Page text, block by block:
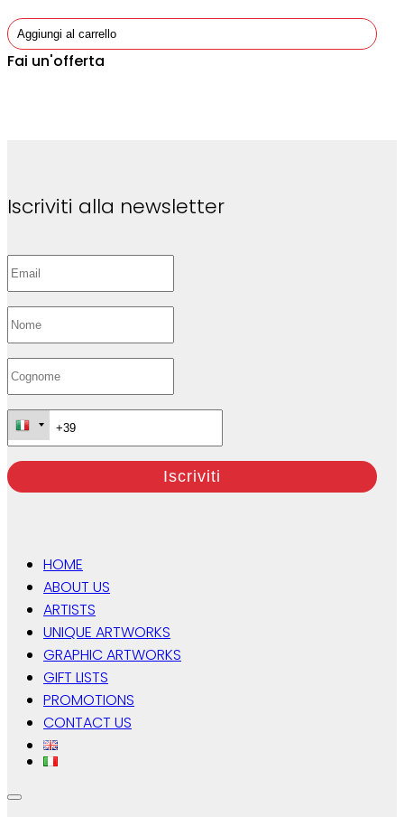
Aggiungi al carrello
Fai un'offerta
Iscriviti alla newsletter
HOME
ABOUT US
ARTISTS
UNIQUE ARTWORKS
GRAPHIC ARTWORKS
GIFT LISTS
PROMOTIONS
CONTACT US